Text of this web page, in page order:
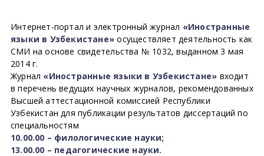
Интернет-портал и электронный журнал «Иностранные
языки в Узбекистане» осуществляет деятельность как
СМИ на основе свидетельства № 1032, выданном 3 мая
2014 г.
Журнал «Иностранные языки в Узбекистане» входит
в перечень ведущих научных журналов, рекомендованных
Высшей аттестационной комиссией Республики
Узбекистан для публикации результатов диссертаций по
специальностям
10.00.00 – филологические науки;
13.00.00 – педагогические науки.